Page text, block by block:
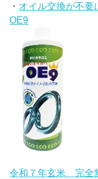
・ オイル交換が不要
OE9
令和７年玄米 完全